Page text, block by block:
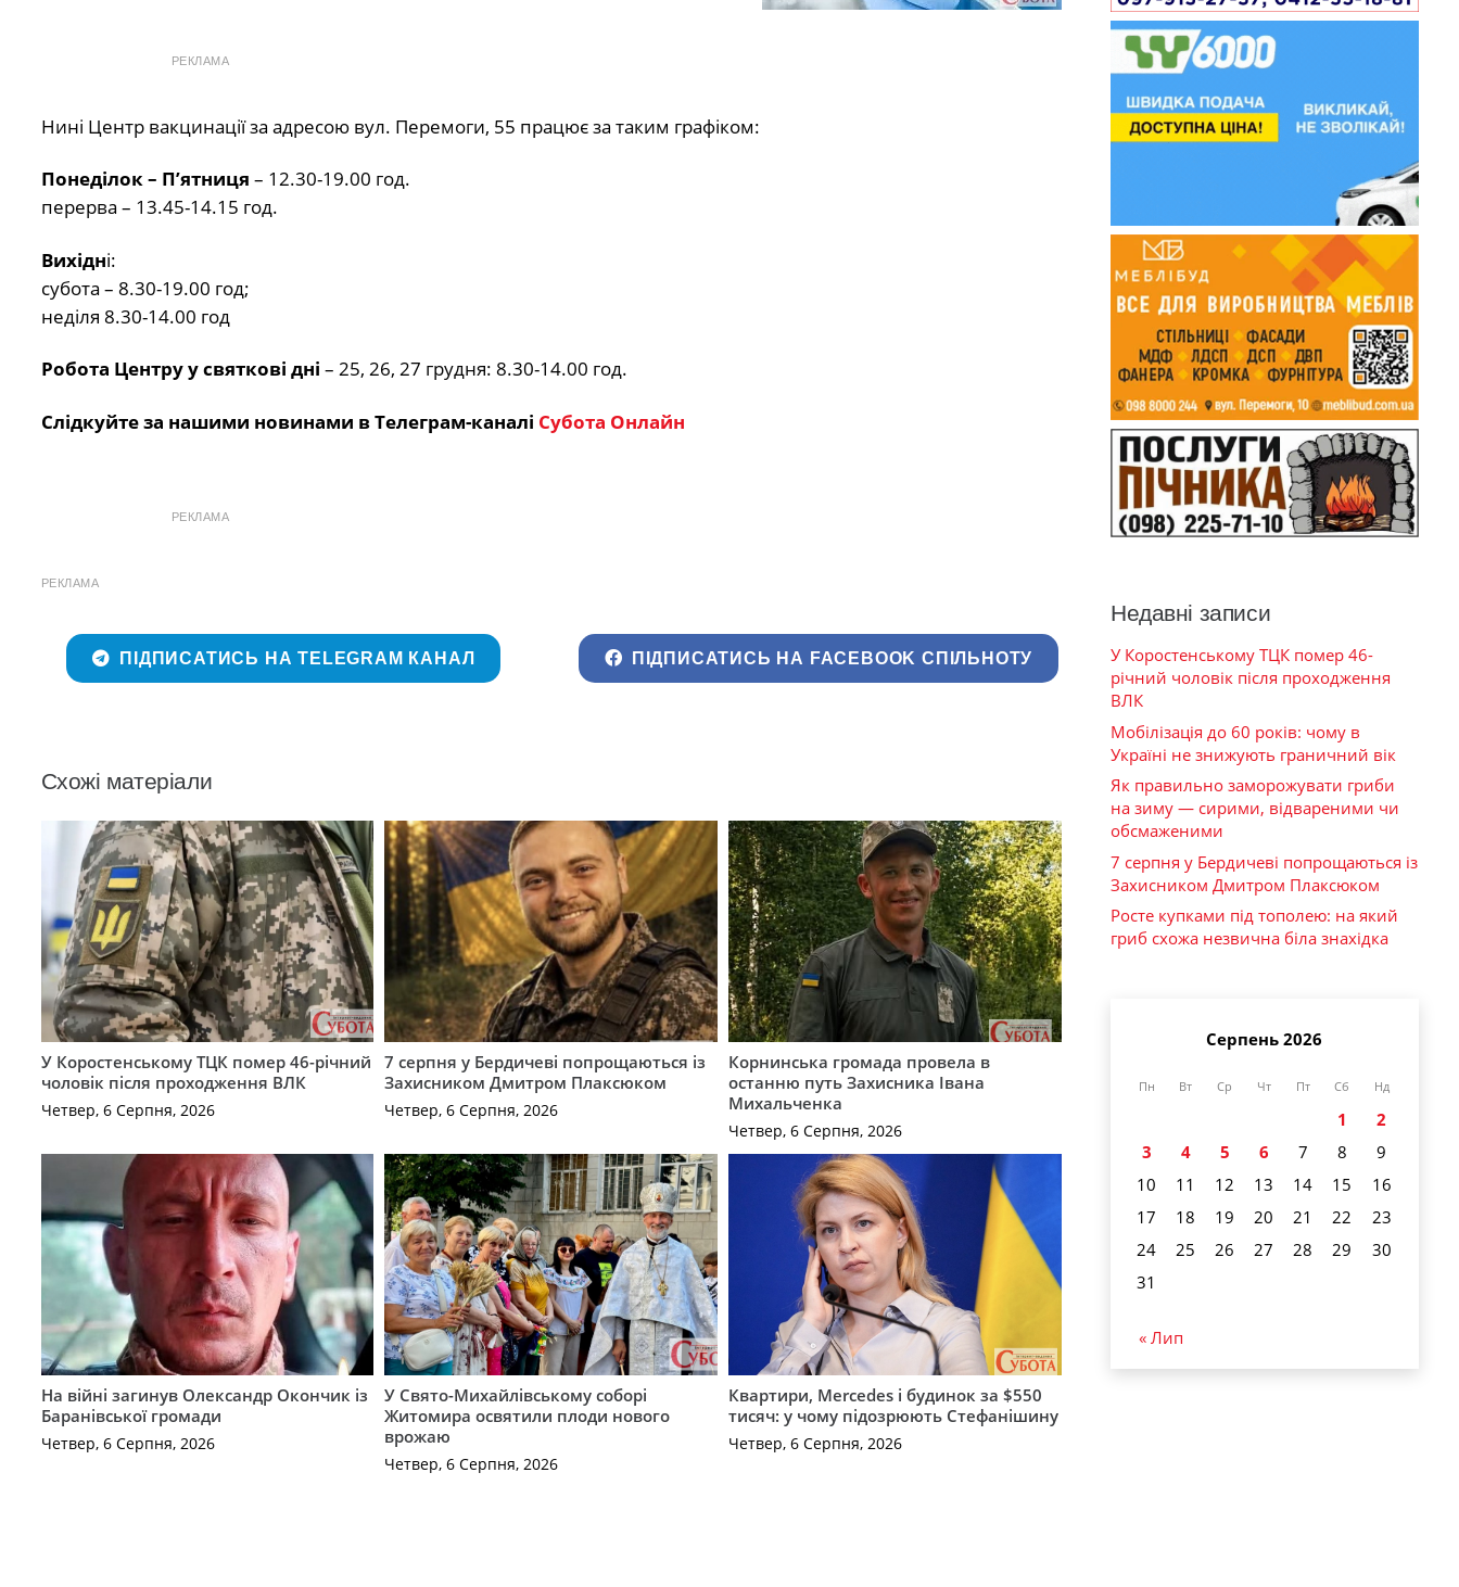
РЕКЛАМА
Нині Центр вакцинації за адресою вул. Перемоги, 55 працює за таким графіком:
Понеділок – П’ятниця – 12.30-19.00 год.
перерва – 13.45-14.15 год.
Вихідні:
субота – 8.30-19.00 год;
неділя 8.30-14.00 год
Робота Центру у святкові дні – 25, 26, 27 грудня: 8.30-14.00 год.
Слідкуйте за нашими новинами в Телеграм-каналі Субота Онлайн
РЕКЛАМА
РЕКЛАМА
ПІДПИСАТИСЬ НА TELEGRAM КАНАЛ ПІДПИСАТИСЬ НА FACEBOOK СПІЛЬНОТУ
Схожі матеріали
У Коростенському ТЦК помер 46-річний
чоловік після проходження ВЛК
Четвер, 6 Серпня, 2026
7 серпня у Бердичеві попрощаються із
Захисником Дмитром Плаксюком
Четвер, 6 Серпня, 2026
Корнинська громада провела в
останню путь Захисника Івана
Михальченка
Четвер, 6 Серпня, 2026
На війні загинув Олександр Окончик із
Баранівської громади
Четвер, 6 Серпня, 2026
У Свято-Михайлівському соборі
Житомира освятили плоди нового
врожаю
Четвер, 6 Серпня, 2026
Квартири, Mercedes і будинок за $550
тисяч: у чому підозрюють Стефанішину
Четвер, 6 Серпня, 2026
Недавні записи
У Коростенському ТЦК помер 46-
річний чоловік після проходження
ВЛК
Мобілізація до 60 років: чому в
Україні не знижують граничний вік
Як правильно заморожувати гриби
на зиму — сирими, відвареними чи
обсмаженими
7 серпня у Бердичеві попрощаються із
Захисником Дмитром Плаксюком
Росте купками під тополею: на який
гриб схожа незвична біла знахідка
Серпень 2026
Пн Вт Ср Чт Пт Сб Нд
1
2
3
4 5 6 7 8
9
10
11 12 13 14 15
16
17
18 19 20 21 22
23
24
25 26 27 28 29
30
31
« Лип